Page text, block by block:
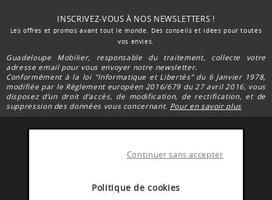
Politique de cookies
Continuer sans accepter
INSCRIVEZ-VOUS À NOS NEWSLETTERS !
Les offres et promos avant tout le monde. Des conseils et idées pour toutes
vos envies.
Guadeloupe Mobilier, responsable du traitement, collecte votre
adresse email pour vous envoyer notre newsletter.
Conformément à la loi "Informatique et Libertés” du 6 Janvier 1978,
modifiée par le Règlement européen 2016/679 du 27 avril 2016, vous
disposez d’un droit d’accès, de modification, de rectification, et de
suppression des données vous concernant. Pour en savoir plus
FACEBOOK DARTY
Rejoignez la communauté Darty Guadeloupe